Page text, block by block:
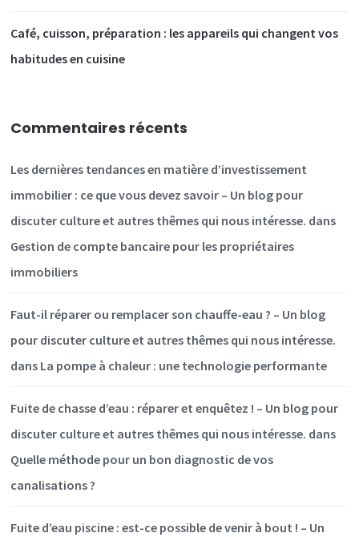
Café, cuisson, préparation : les appareils qui changent vos
habitudes en cuisine
Commentaires récents
Les dernières tendances en matière d’investissement
immobilier : ce que vous devez savoir – Un blog pour
discuter culture et autres thêmes qui nous intéresse. dans
Gestion de compte bancaire pour les propriétaires
immobiliers
Faut-il réparer ou remplacer son chauffe-eau ? – Un blog
pour discuter culture et autres thêmes qui nous intéresse.
dans La pompe à chaleur : une technologie performante
Fuite de chasse d’eau : réparer et enquêtez ! – Un blog pour
discuter culture et autres thêmes qui nous intéresse. dans
Quelle méthode pour un bon diagnostic de vos
canalisations ?
Fuite d’eau piscine : est-ce possible de venir à bout ! – Un